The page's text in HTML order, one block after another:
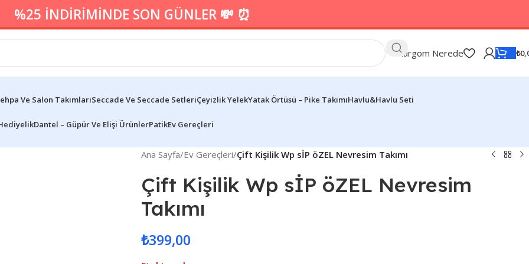
%25 İNDİRİMİNDE SON GÜNLER 💸 ⏰
Kargom Nerede ₺
Ve Salon TakımlarıSeccade Ve Seccade SetleriÇeyizlik YelekYatak Örtüsü – Pike TakımıHavlu&Havlu Seti
Dantel – Güpür Ve Elişi ÜrünlerPatikEv Gereçleri
Ana Sayfa/Ev Gereçleri/Çift Kişilik Wp sİP öZEL Nevresim Takımı
Çift Kişilik Wp sİP öZEL Nevresim
Takımı
₺399,00